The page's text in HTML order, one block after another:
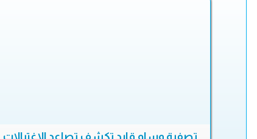
تصفية وسام قايد تكشف تصاعد الاغتيالات